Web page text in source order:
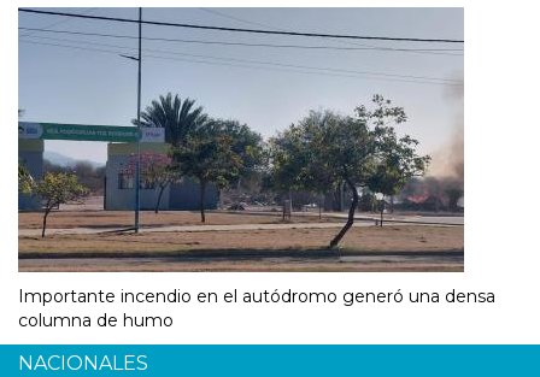
Importante incendio en el autódromo generó una densa
columna de humo
NACIONALES